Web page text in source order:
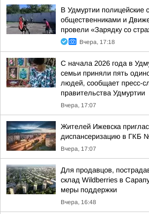
В Удмуртии полицейские
общественниками и
провели «Зарядку со
Вчера, 17:18
С начала 2026 года в
семьи приняли пять
людей, сообщает пресс-
правительства Удмуртии
Вчера, 17:07
Жителей Ижевска
диспансеризацию в ГКБ
Вчера, 17:07
Для продавцов,
склад Wildberries в
меры поддержки
Вчера, 16:48